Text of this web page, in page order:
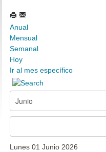
Anual
Mensual
Semanal
Hoy
Ir al mes específico
Lunes 01 Junio 2026